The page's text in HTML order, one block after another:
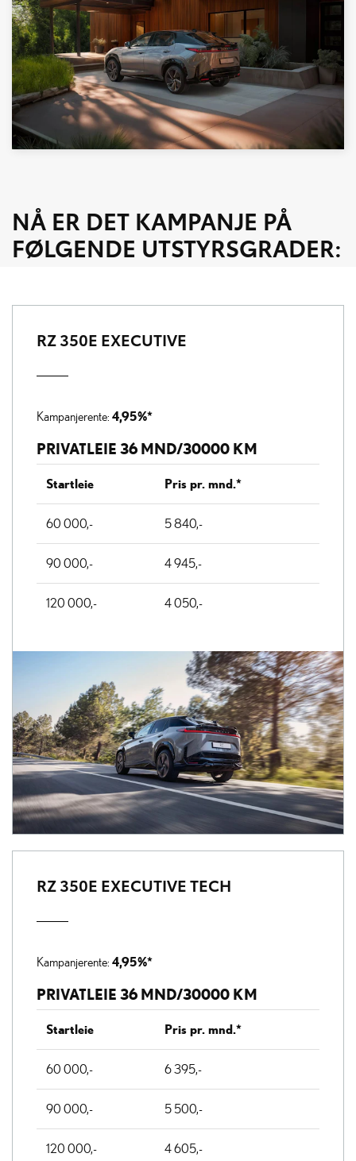
NÅ ER DET KAMPANJE PÅ
FØLGENDE UTSTYRSGRADER:
RZ 350E EXECUTIVE
Kampanjerente:4,95%*
PRIVATLEIE 36 MND/30000 KM
Startleie Pris pr. mnd.*
60 000,- 5 840,-
90 000,- 4 945,-
120 000,- 4 050,-
RZ 350E EXECUTIVE TECH
Kampanjerente:4,95%*
PRIVATLEIE 36 MND/30000 KM
Startleie Pris pr. mnd.*
60 000,- 6 395,-
90 000,- 5 500,-
120 000,- 4 605,-